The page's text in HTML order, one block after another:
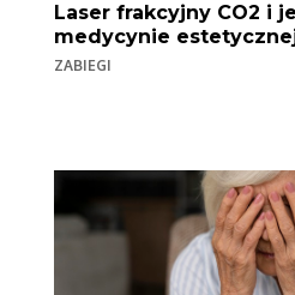
Laser frakcyjny CO2 i
medycynie
ZABIEGI